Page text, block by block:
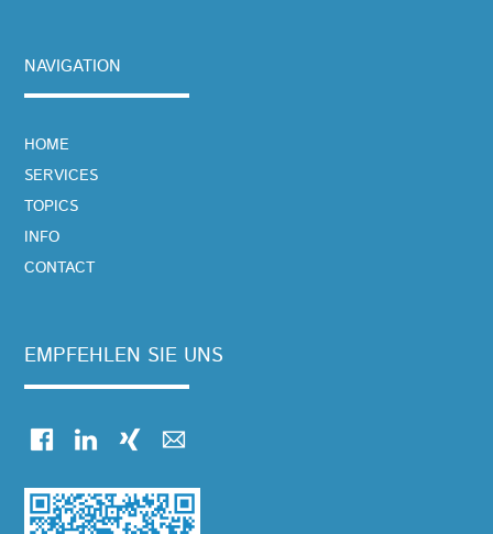
NAVIGATION
NAVIGATION
ÜBERSPRINGEN
HOME
SERVICES
TOPICS
INFO
CONTACT
EMPFEHLEN SIE UNS
FacebookLinkedInXing